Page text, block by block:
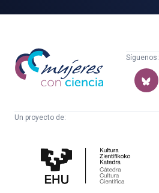
Mujeres
con
ciencia
Síguenos:
Un proyecto de:
Cultura
Científica